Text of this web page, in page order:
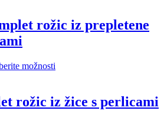
izdelka
več
različic.
na
izdelka
rožic iz prepletene
možnosti
več
različic.
rožic iz žice s perlicami